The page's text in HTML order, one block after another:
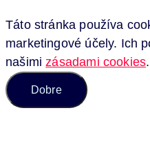
Táto stránka používa
marketingové účely. Ich
našimizásadami cookies.
Dobre